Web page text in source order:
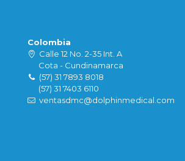
Colombia
Calle 12 No. 2-35 Int. A
Cota - Cundinamarca
(57) 31 7893 8018
(57) 31 7403 6110
ventasdmc@dolphinmedical.com